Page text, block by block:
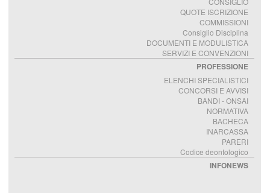
QUOTE ISCRIZIONE
COMMISSIONI
Consiglio Disciplina
DOCUMENTI E MODULISTICA
SERVIZI E CONVENZIONI
PROFESSIONE
ELENCHI SPECIALISTICI
CONCORSI E AVVISI
BANDI - ONSAI
NORMATIVA
BACHECA
INARCASSA
PARERI
Codice deontologico
INFONEWS